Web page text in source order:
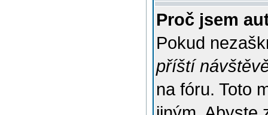
Proč jsem
Pokud
příští
na fóru. Toto